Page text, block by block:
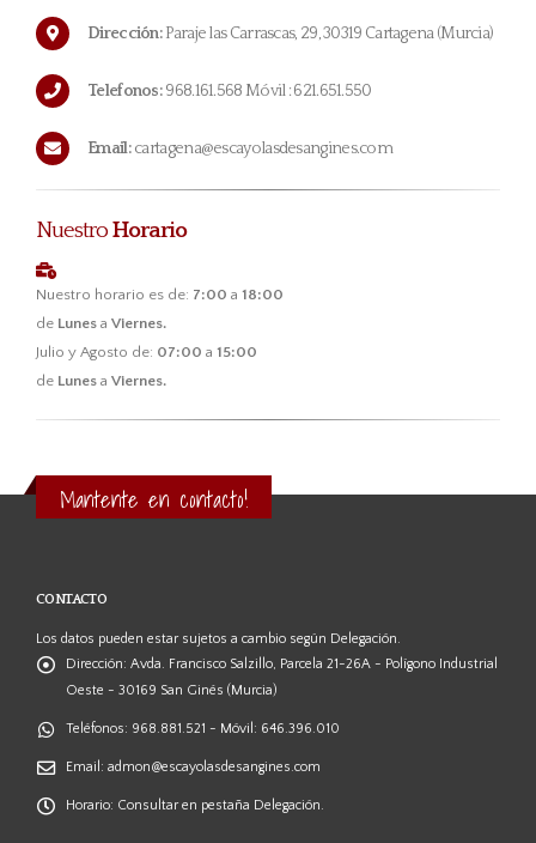
Dirección:Paraje las Carrascas, 29, 30319 Cartagena (Murcia)
Telefonos:968.161.568 Móvil : 621.651.550
Email:cartagena@escayolasdesangines.com
NuestroHorario
Nuestro horario es de: 7:00 a 18:00
de Lunes a Viernes.
Julio y Agosto de: 07:00 a 15:00
de Lunes a Viernes.
Mantente en contacto!
CONTACTO
Los datos pueden estar sujetos a cambio según Delegación.
Dirección: Avda. Francisco Salzillo, Parcela 21-26A - Polígono Industrial
Oeste - 30169 San Ginés (Murcia)
Teléfonos: 968.881.521 - Móvil: 646.396.010
Email: admon@escayolasdesangines.com
Horario: Consultar en pestaña Delegación.